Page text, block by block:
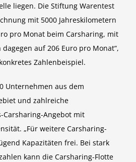
liegen. Die Stiftung Warentest
mit 5000 Jahreskilometern
pro Monat beim Carsharing, mit
auf 206 Euro pro Monat“,
Zahlenbeispiel.
Unternehmen aus dem
und zahlreiche
Carsharing-Angebot mit
„Für weitere Carsharing-
Kapazitäten frei. Bei stark
kann die Carsharing-Flotte